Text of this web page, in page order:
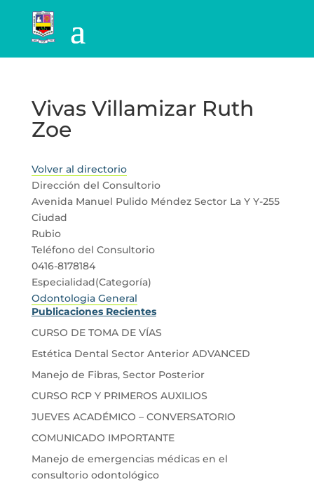
Vivas Villamizar Ruth
Zoe
Volver al directorio
Dirección del Consultorio
Avenida Manuel Pulido Méndez Sector La Y Y-255
Ciudad
Rubio
Teléfono del Consultorio
0416-8178184
Especialidad(Categoría)
Odontologia General
Publicaciones Recientes
CURSO DE TOMA DE VÍAS
Estética Dental Sector Anterior ADVANCED
Manejo de Fibras, Sector Posterior
CURSO RCP Y PRIMEROS AUXILIOS
JUEVES ACADÉMICO – CONVERSATORIO
COMUNICADO IMPORTANTE
Manejo de emergencias médicas en el
consultorio odontológico